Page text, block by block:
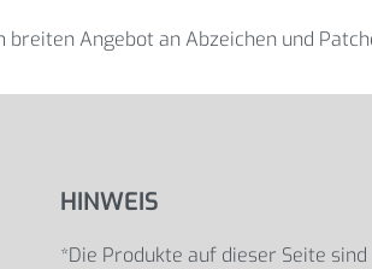
Angebot an Abzeichen und
HINWEIS
*Die Produkte auf dieser Seite sind